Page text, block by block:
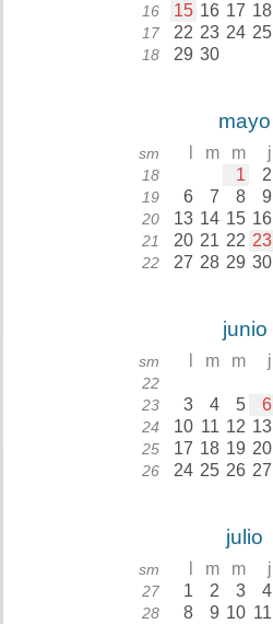
16 15 16 17 18
17 22 23 24 25
18 29 30
mayo
sm m m j
18 1 2
19 6 7 8 9
20 13 14 15 16
21 20 21 22 23
22 27 28 29 30
junio
sm m m j
22
23 3 4 5 6
24 10 11 12 13
25 17 18 19 20
26 24 25 26 27
julio
sm m m j
27 1 2 3 4
28 8 9 10 11